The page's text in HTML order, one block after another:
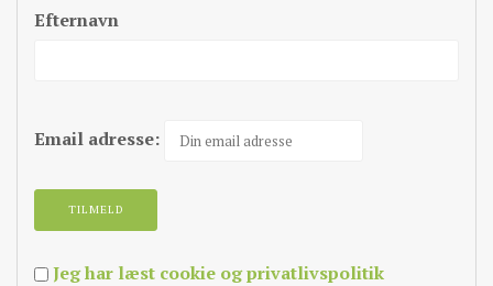
Efternavn
Email adresse:
Jeg har læst cookie og privatlivspolitik